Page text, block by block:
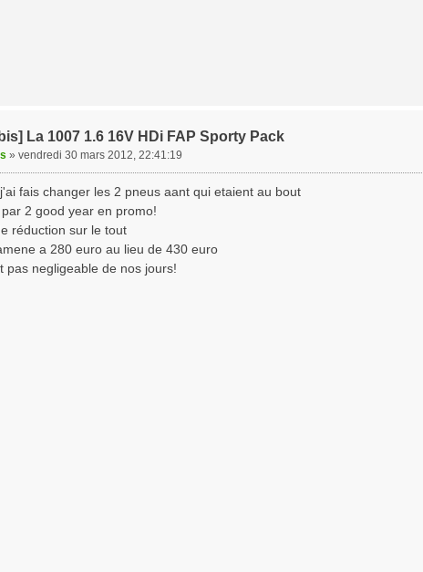
La 1007 1.6 16V HDi FAP Sporty Pack
» vendredi 30 mars 2012, 22:41:19
fais changer les 2 pneus aant qui etaient au bout
2 good year en promo!
réduction sur le tout
a 280 euro au lieu de 430 euro
pas negligeable de nos jours!